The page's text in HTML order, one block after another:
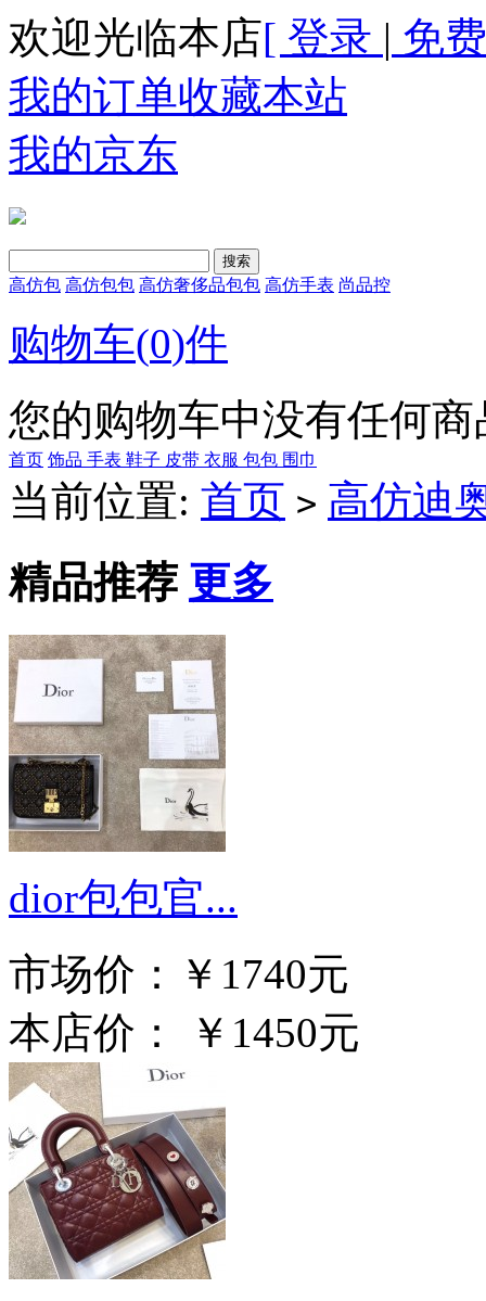
欢迎光临本店[ 登录 | 免
我的订单收藏本站
我的京东
高仿包 高仿包包 高仿奢侈品包包 高仿手表 尚品控
购物车(0)件
您的购物车中没有任何商
首页 饰品 手表 鞋子 皮带 衣服 包包 围巾
当前位置: 首页 > 高仿迪
精品推荐 更多
dior包包官...
市场价：
￥1740元
本店价：
￥1450元